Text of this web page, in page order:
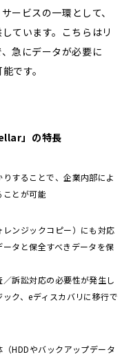
ービスの一環として、
ています。こちらはリ
急にデータが必要に
です。
」の特長
することで、企業内部によ
ことが可能
ンジックコピー）にも対応
タと保全すべきデータを保
訴訟対応の必要性が発生し
ク、eディスカバリに移行で
HDDやバックアップデータ